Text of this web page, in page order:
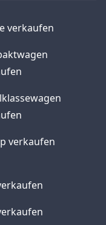
verkaufen
verkaufen